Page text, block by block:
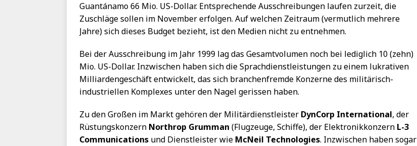
Guantánamo 66 Mio. US-Dollar. Entsprechende Ausschreibungen laufen zurzeit, die
Zuschläge sollen im November erfolgen. Auf welchen Zeitraum (vermutlich mehrere
Jahre) sich dieses Budget bezieht, ist den Medien nicht zu entnehmen.
Bei der Ausschreibung im Jahr 1999 lag das Gesamtvolumen noch bei lediglich 10 (zehn)
Mio. US-Dollar. Inzwischen haben sich die Sprachdienstleistungen zu einem lukrativen
Milliardengeschäft entwickelt, das sich branchenfremde Konzerne des militärisch-
industriellen Komplexes unter den Nagel gerissen haben.
Zu den Großen im Markt gehören der Militärdienstleister DynCorp International, der
Rüstungskonzern Northrop Grumman (Flugzeuge, Schiffe), der Elektronikkonzern L-3
Communications und Dienstleister wie McNeil Technologies. Inzwischen haben sogar